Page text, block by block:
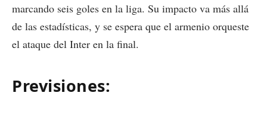
marcando seis goles en la liga. Su impacto va más allá
de las estadísticas, y se espera que el armenio orqueste
el ataque del Inter en la final.
Previsiones: